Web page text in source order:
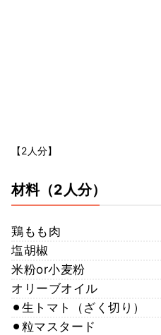
【2人分】
材料（2人分）
鶏もも肉
塩胡椒
米粉or小麦粉
オリーブオイル
⚫︎生トマト（ざく切り）
⚫︎粒マスタード